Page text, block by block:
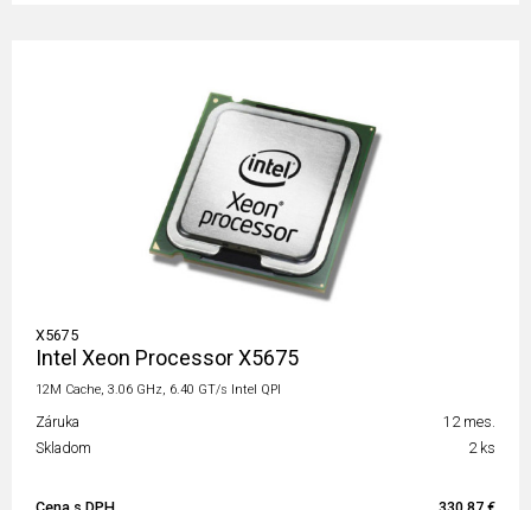
X5675
Intel Xeon Processor X5675
12M Cache, 3.06 GHz, 6.40 GT/s Intel QPI
Záruka
12 mes.
Skladom
2 ks